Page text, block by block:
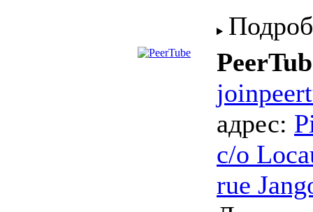
адрес:
c/o
rue